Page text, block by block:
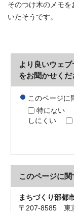
そのつけ木のメモ
いたそうです。
より良いウェ
をお聞かせくだ
このページに
特にない
しにくい
このページに関
まちづくり部都
〒207-8585 東